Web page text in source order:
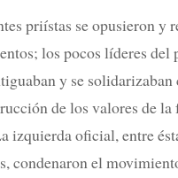
priístas se opusieron y
los pocos líderes del
y se
de los valores de
izquierda oficial, entre
condenaron el